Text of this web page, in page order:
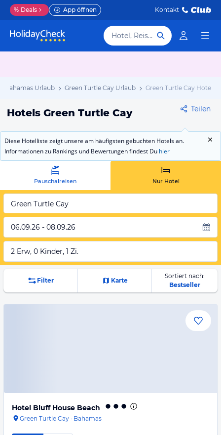
% Deals App öffnen Kontakt
Hotel, Reiseziel
Bahamas Urlaub Green Turtle Cay Urlaub Green Turtle Cay Hotels
Hotels Green Turtle Cay Teilen
Diese Hotelliste zeigt unsere am häufigsten gebuchten Hotels an.
Informationen zu Rankings und Bewertungen findest Du hier
Pauschalreisen Nur Hotel
Green Turtle Cay
06.09.26 - 08.09.26
2 Erw, 0 Kinder, 1 Zi.
Filter Karte
Sortiert nach:
Bestseller
Hotel Bluff House Beach
Green Turtle Cay · Bahamas